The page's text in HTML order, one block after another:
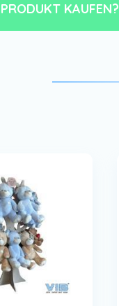
KAUFEN?